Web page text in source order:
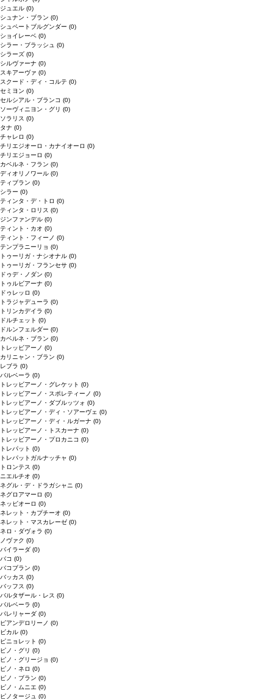
ジュエル (0)
シュナン・ブラン (0)
シュペートブルグンダー (0)
ショイレーベ (0)
シラー・ブラッシュ (0)
シラーズ (0)
シルヴァーナ (0)
スキアーヴァ (0)
スクード・ディ・コルテ (0)
セミヨン (0)
セルシアル・ブランコ (0)
ソーヴィニヨン・グリ (0)
ソラリス (0)
タナ (0)
チャレロ (0)
チリエジオーロ・カナイオーロ (0)
チリエジョーロ (0)
カベルネ・フラン (0)
ディオリノワール (0)
ティブラン (0)
シラー (0)
ティンタ・デ・トロ (0)
ティンタ・ロリス (0)
ジンファンデル (0)
ティント・カオ (0)
ティント・フィーノ (0)
テンプラニーリョ (0)
トゥーリガ・ナシオナル (0)
トゥーリガ・フランセサ (0)
ドゥデ・ノダン (0)
トゥルビアーナ (0)
ドゥレッロ (0)
トラジャデューラ (0)
トリンカデイラ (0)
ドルチェット (0)
ドルンフェルダー (0)
カベルネ・ブラン (0)
トレッビアーノ (0)
カリニャン・ブラン (0)
レブラ (0)
バルベーラ (0)
トレッビアーノ・グレケット (0)
トレッビアーノ・スポレティーノ (0)
トレッビアーノ・ダブルッツォ (0)
トレッビアーノ・ディ・ソアーヴェ (0)
トレッビアーノ・ディ・ルガーナ (0)
トレッビアーノ・トスカーナ (0)
トレッビアーノ・プロカニコ (0)
トレパット (0)
トレパットガルナッチャ (0)
トロンテス (0)
ニエルチオ (0)
ネグル・デ・ドラガシャニ (0)
ネグロアマーロ (0)
ネッビオーロ (0)
ネレット・カプチーオ (0)
ネレット・マスカレーゼ (0)
ネロ・ダヴォラ (0)
ノヴァク (0)
バイラーダ (0)
バコ (0)
バコブラン (0)
バッカス (0)
バッフス (0)
バルタザール・レス (0)
バルベーラ (0)
パレリャーダ (0)
ピアンデロリーノ (0)
ビカル (0)
ピニョレット (0)
ピノ・グリ (0)
ピノ・グリージョ (0)
ピノ・ネロ (0)
ピノ・ブラン (0)
ピノ・ムニエ (0)
ピノタージュ (0)